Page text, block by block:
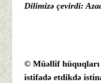
Dilimizə çevirdi:
© Müəllif
istifadə etdikdə